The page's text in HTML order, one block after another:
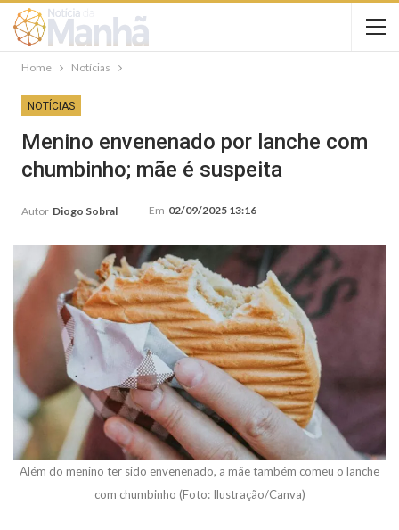
Home Notícias
NOTÍCIAS
Menino envenenado por lanche com
chumbinho; mãe é suspeita
Autor Diogo Sobral Em 02/09/2025 13:16
Além do menino ter sido envenenado, a mãe também comeu o lanche
com chumbinho (Foto: Ilustração/Canva)